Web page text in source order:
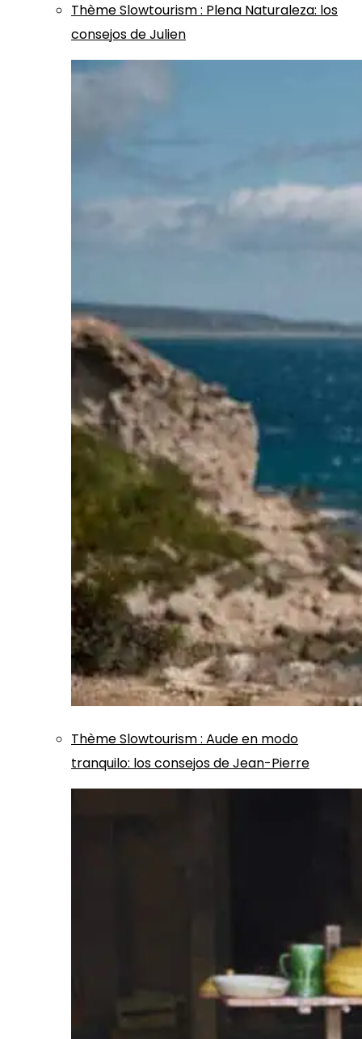
ThèmeSlowtourism: Plena Naturaleza: los
consejos de Julien
ThèmeSlowtourism: Aude en modo
tranquilo: los consejos de Jean-Pierre